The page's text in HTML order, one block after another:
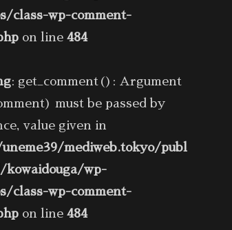
class-wp-comment-
on line 484
: get_comment(): Argument
must be passed by
value given in
mediweb.tokyo/publ
kowaidouga/wp-
class-wp-comment-
on line 484